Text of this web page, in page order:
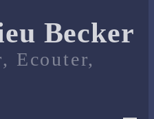
Becker
Ecouter,